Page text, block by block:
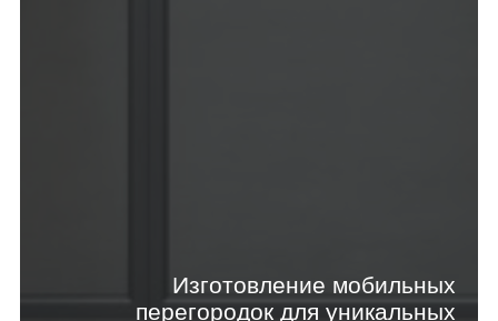
Изготовление мобильных
перегородок для уникальных